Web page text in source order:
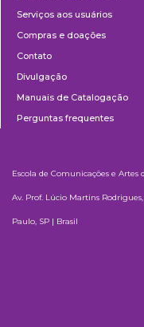
Serviços aos usuários
Compras e doações
Contato
Divulgação
Manuais de Catalogação
Perguntas frequentes
Escola de Comunicações e Artes
Av. Prof. Lúcio Martins
Paulo, SP | Brasil